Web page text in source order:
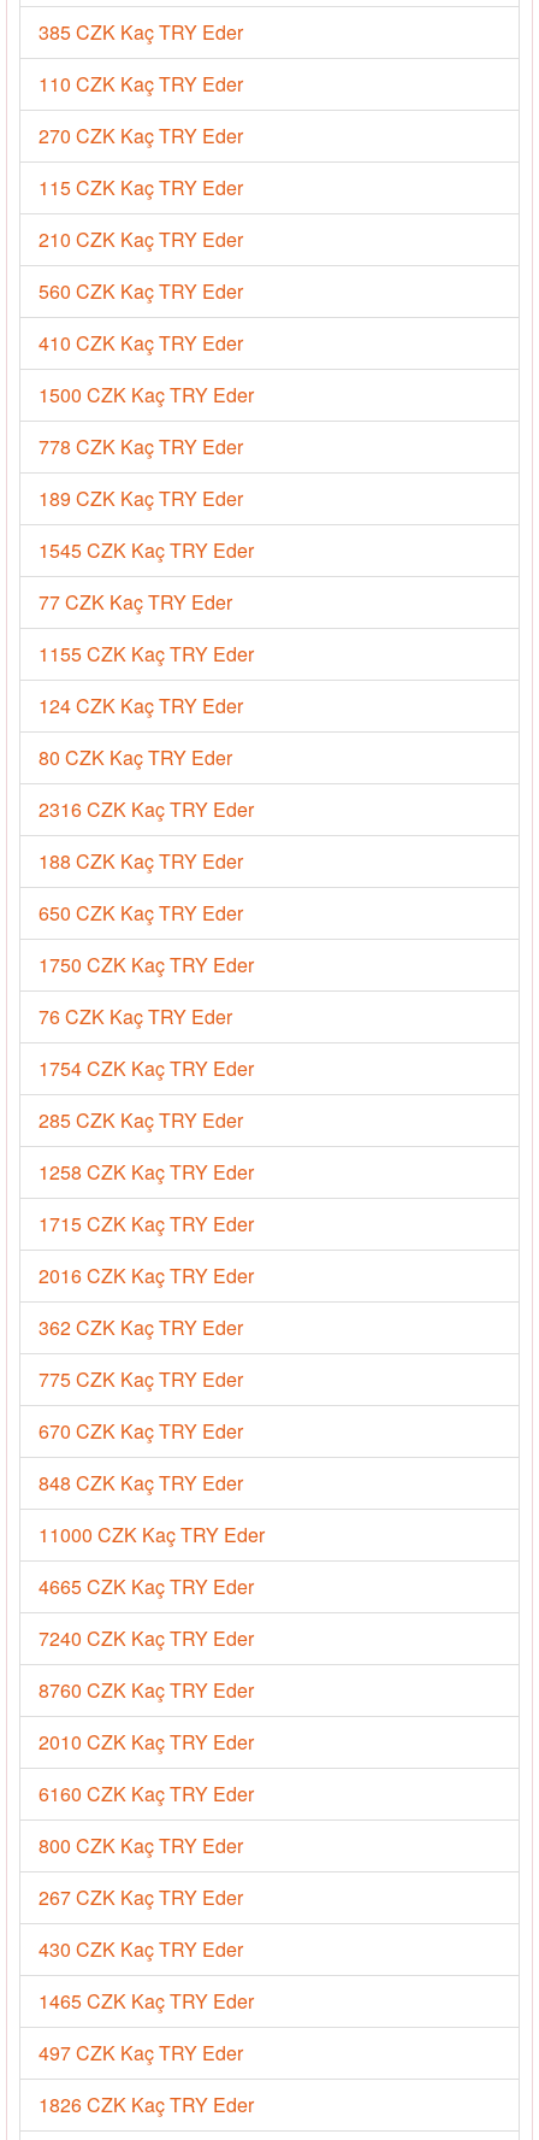
385 CZK Kaç TRY Eder
110 CZK Kaç TRY Eder
270 CZK Kaç TRY Eder
115 CZK Kaç TRY Eder
210 CZK Kaç TRY Eder
560 CZK Kaç TRY Eder
410 CZK Kaç TRY Eder
1500 CZK Kaç TRY Eder
778 CZK Kaç TRY Eder
189 CZK Kaç TRY Eder
1545 CZK Kaç TRY Eder
77 CZK Kaç TRY Eder
1155 CZK Kaç TRY Eder
124 CZK Kaç TRY Eder
80 CZK Kaç TRY Eder
2316 CZK Kaç TRY Eder
188 CZK Kaç TRY Eder
650 CZK Kaç TRY Eder
1750 CZK Kaç TRY Eder
76 CZK Kaç TRY Eder
1754 CZK Kaç TRY Eder
285 CZK Kaç TRY Eder
1258 CZK Kaç TRY Eder
1715 CZK Kaç TRY Eder
2016 CZK Kaç TRY Eder
362 CZK Kaç TRY Eder
775 CZK Kaç TRY Eder
670 CZK Kaç TRY Eder
848 CZK Kaç TRY Eder
11000 CZK Kaç TRY Eder
4665 CZK Kaç TRY Eder
7240 CZK Kaç TRY Eder
8760 CZK Kaç TRY Eder
2010 CZK Kaç TRY Eder
6160 CZK Kaç TRY Eder
800 CZK Kaç TRY Eder
267 CZK Kaç TRY Eder
430 CZK Kaç TRY Eder
1465 CZK Kaç TRY Eder
497 CZK Kaç TRY Eder
1826 CZK Kaç TRY Eder